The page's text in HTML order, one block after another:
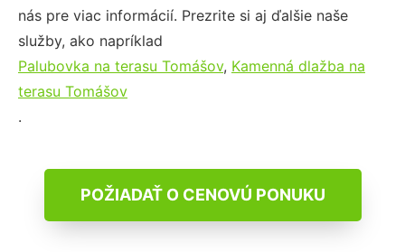
nás pre viac informácií. Prezrite si aj ďalšie naše
služby, ako napríklad
Palubovka na terasu Tomášov, Kamenná dlažba na
terasu Tomášov
.
POŽIADAŤ O CENOVÚ PONUKU